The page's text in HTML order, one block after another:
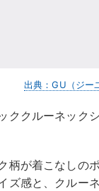
出典：GU（ジー
ククルーネック
柄が着こなしの
ズ感と、クルー